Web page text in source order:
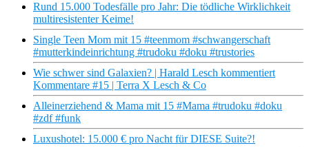
Rund 15.000 Todesfälle pro Jahr: Die tödliche Wirklichkeit
multiresistenter Keime!
Single Teen Mom mit 15 #teenmom #schwangerschaft
#mutterkindeinrichtung #trudoku #doku #trustories
Wie schwer sind Galaxien? | Harald Lesch kommentiert
Kommentare #15 | Terra X Lesch & Co
Alleinerziehend & Mama mit 15 #Mama #trudoku #doku
#zdf #funk
Luxushotel: 15.000 € pro Nacht für DIESE Suite?!